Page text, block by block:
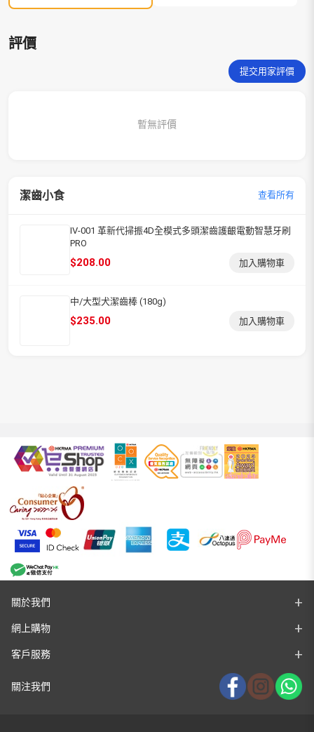
評價
提交用家評價
暫無評價
潔齒小食 查看所有
IV-001 革新代掃振4D全模式多頭潔齒護齦電動智慧牙刷
PRO
$208.00 加入購物車
中/大型犬潔齒棒 (180g)
$235.00 加入購物車
關於我們
網上購物
客戶服務
關注我們